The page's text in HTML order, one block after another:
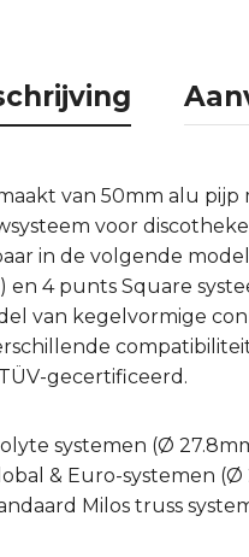
van 50mm alu
voor
in de volgende
en 4 punts Square
van kegelvormige
gecertificeerd.
systemen (Ø
& Euro-systemen (Ø
Milos truss